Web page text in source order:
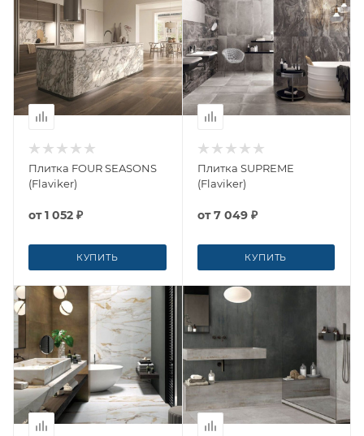
Плитка FOUR SEASONS
(Flaviker)
от1 052 ₽
КУПИТЬ
Плитка SUPREME
(Flaviker)
от7 049 ₽
КУПИТЬ